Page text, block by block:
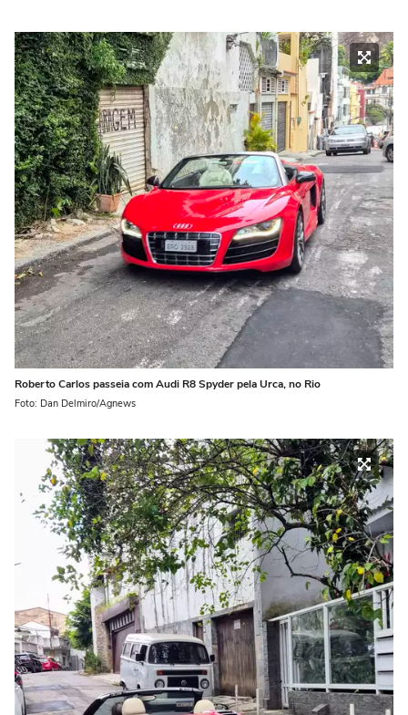
Roberto Carlos passeia com Audi R8 Spyder pela Urca, no Rio
Foto: Dan Delmiro/Agnews